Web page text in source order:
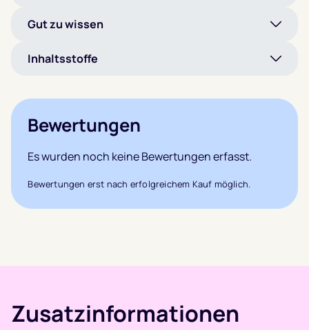
Gut zu wissen
Inhaltsstoffe
Bewertungen
Es wurden noch keine Bewertungen erfasst.
Bewertungen erst nach erfolgreichem Kauf möglich.
Zusatzinformationen